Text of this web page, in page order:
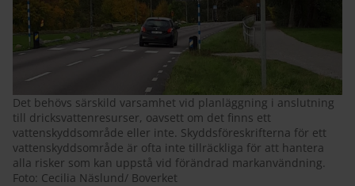
Det behövs särskild varsamhet vid planläggning i anslutning
till dricksvattenresurser, oavsett om det finns ett
vattenskyddsområde eller inte. Skyddsföreskrifterna för ett
vattenskyddsområde är ofta inte tillräckliga för att hantera
alla risker som kan uppstå vid förändrad markanvändning.
Foto: Cecilia Näslund/ Boverket